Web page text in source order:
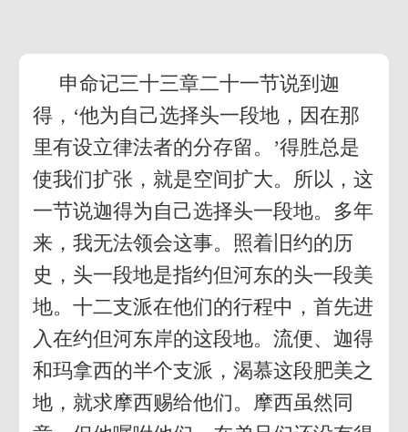
申命记三十三章二十一节说到迦
得，‘他为自己选择头一段地，因在那
里有设立律法者的分存留。’得胜总是
使我们扩张，就是空间扩大。所以，这
一节说迦得为自己选择头一段地。多年
来，我无法领会这事。照着旧约的历
史，头一段地是指约但河东的头一段美
地。十二支派在他们的行程中，首先进
入在约但河东岸的这段地。流便、迦得
和玛拿西的半个支派，渴慕这段肥美之
地，就求摩西赐给他们。摩西虽然同